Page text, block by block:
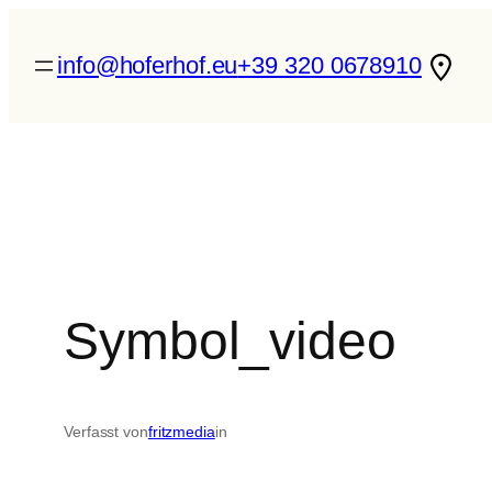
Inhaltinfo@hoferhof.eu+39 320 0678910
Symbol_video
Verfasst vonfritzmediain